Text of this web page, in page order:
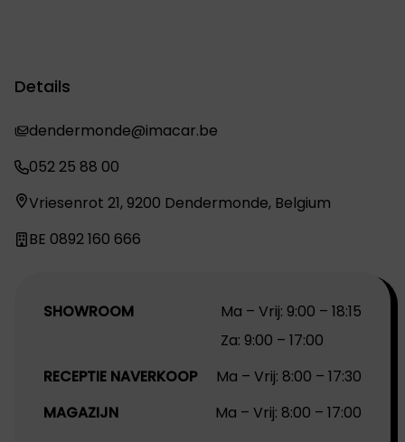
Details
dendermonde@imacar.be
052 25 88 00
Vriesenrot 21, 9200 Dendermonde, Belgium
BE 0892 160 666
SHOWROOM
Ma – Vrij: 9:00 – 18:15
Za: 9:00 – 17:00
RECEPTIE NAVERKOOP
Ma – Vrij: 8:00 – 17:30
MAGAZIJN
Ma – Vrij: 8:00 – 17:00